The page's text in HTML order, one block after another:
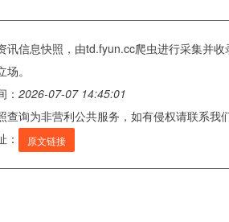
讯信息快照，由td.fyun.cc爬虫进行采集并
。
： 2026-07-07 14:45:01
查询为非营利公共服务，如有侵权请联系我
：
原文链接